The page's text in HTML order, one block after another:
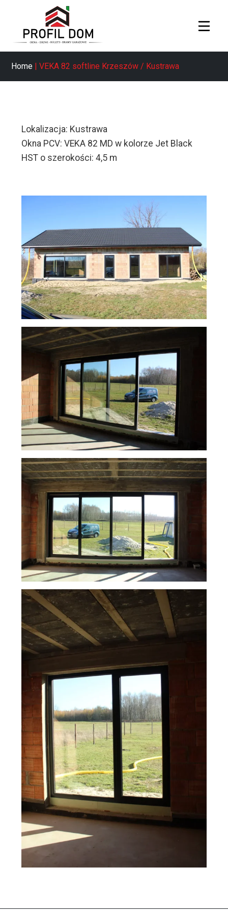
Home | VEKA 82 softline Krzeszów / Kustrawa
Lokalizacja: Kustrawa
Okna PCV: VEKA 82 MD w kolorze Jet Black
HST o szerokości: 4,5 m